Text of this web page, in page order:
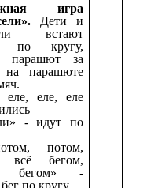
игра
Дети и
встают
по кругу,
парашют за
на парашюте
еле, еле, еле
- идут по
потом,
всё бегом,
бегом» -
по кругу.